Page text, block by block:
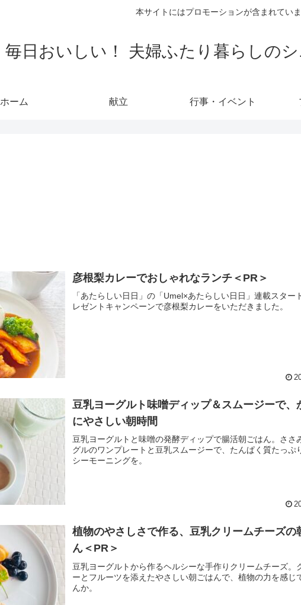
本サイトにはプロモーションが含まれてい
毎日おいしい！ 夫婦ふたり暮らしの
ホーム 献立 行事・イベント
彦根梨カレーでおしゃれなランチ＜PR＞
「あたらしい日日」の「Umel×あたらしい日日」連載スター
レゼントキャンペーンで彦根梨カレーをいただきました。
豆乳ヨーグルト味噌ディップ＆スムージーで、
にやさしい朝時間
豆乳ヨーグルトと味噌の発酵ディップで腸活朝ごはん。ささ
グルのワンプレートと豆乳スムージーで、たんぱく質たっぷ
シーモーニングを。
植物のやさしさで作る、豆乳クリームチーズの
ん＜PR＞
豆乳ヨーグルトから作るヘルシーな手作りクリームチーズ。
ーとフルーツを添えたやさしい朝ごはんで、植物の力を感じ
んか。